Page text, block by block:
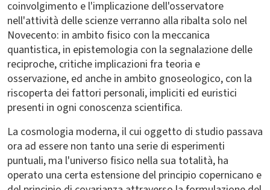
coinvolgimento e l'implicazione dell'osservatore
nell'attività delle scienze verranno alla ribalta solo nel
Novecento: in ambito fisico con la meccanica
quantistica, in epistemologia con la segnalazione delle
reciproche, critiche implicazioni fra teoria e
osservazione, ed anche in ambito gnoseologico, con la
riscoperta dei fattori personali, impliciti ed euristici
presenti in ogni conoscenza scientifica.
La cosmologia moderna, il cui oggetto di studio passava
ora ad essere non tanto una serie di esperimenti
puntuali, ma l'universo fisico nella sua totalità, ha
operato una certa estensione del principio copernicano e